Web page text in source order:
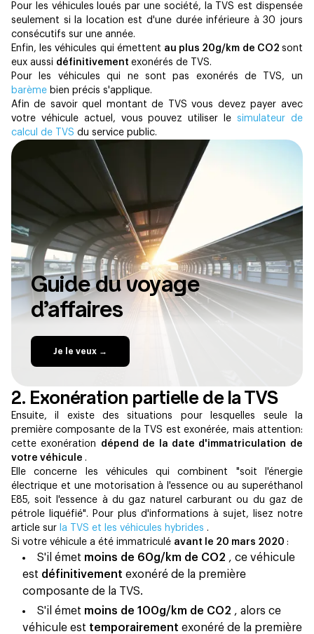
Pour les véhicules loués par une société, la TVS est dispensée
seulement si la location est d'une durée inférieure à 30 jours
consécutifs sur une année.
Enfin, les véhicules qui émettent au plus 20g/km de CO2 sont
eux aussi définitivement exonérés de TVS.‍
Pour les véhicules qui ne sont pas exonérés de TVS, un
barème bien précis s'applique.
Afin de savoir quel montant de TVS vous devez payer avec
votre véhicule actuel, vous pouvez utiliser lesimulateur de
calcul de TVS du service public.
Guide du voyage
d’affaires
Je le veux →
2. Exonération partielle de la TVS
Ensuite, il existe des situations pour lesquelles seule la
première composante de la TVS est exonérée, mais attention:
cette exonération dépend de la date d'immatriculation de
votre véhicule .
Elle concerne les véhicules qui combinent "soit l'énergie
électrique et une motorisation à l'essence ou au superéthanol
E85, soit l'essence à du gaz naturel carburant ou du gaz de
pétrole liquéfié". Pour plus d'informations à sujet, lisez notre
article sur la TVS et les véhicules hybrides .
Si votre véhicule a été immatriculé avant le 20 mars 2020 :
S'il émet moins de 60g/km de CO2 , ce véhicule
est définitivement exonéré de la première
composante de la TVS.
S'il émet moins de 100g/km de CO2 , alors ce
véhicule est temporairement exonéré de la première